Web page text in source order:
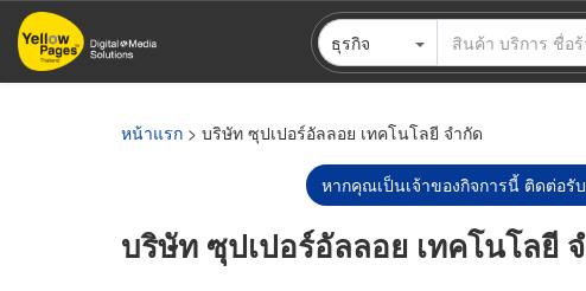
ข้าม
ไป
ธุรกิจ
หน้าแรก > บริษัท ซุปเปอร์อัลลอย เทคโนโลยี จำกัด
หากคุณเป็นเจ้าของกิจการนี้ ติดต่อรั
บริษัท ซุปเปอร์อัลลอย เทคโนโลยี